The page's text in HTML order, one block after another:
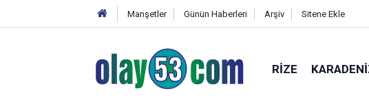
Manşetler Günün Haberleri Arşiv Sitene Ekle
RIZE